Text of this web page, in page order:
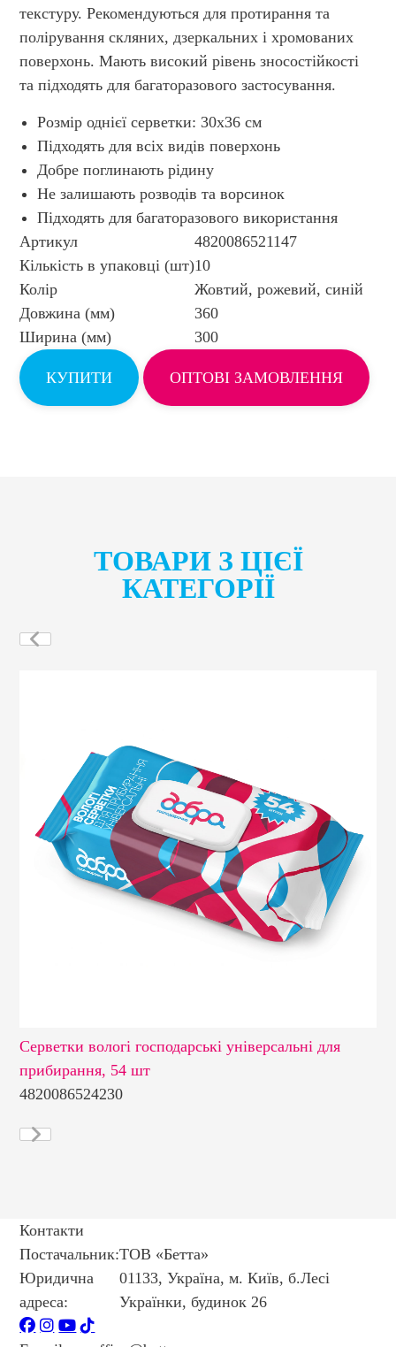
текстуру. Рекомендуються для протирання та
полірування скляних, дзеркальних і хромованих
поверхонь. Мають високий рівень зносостійкості
та підходять для багаторазового застосування.
Розмір однієї серветки: 30х36 см
Підходять для всіх видів поверхонь
Добре поглинають рідину
Не залишають розводів та ворсинок
Підходять для багаторазового використання
Артикул
4820086521147
Кількість в упаковці (шт)10
Колір
Жовтий, рожевий, синій
Довжина (мм)
360
Ширина (мм)
300
КУПИТИ ОПТОВІ ЗАМОВЛЕННЯ
ТОВАРИ З ЦІЄЇ
КАТЕГОРІЇ
Серветки вологі господарські універсальні для
прибирання, 54 шт
4820086524230
Контакти
Постачальник:ТОВ «Бетта»
Юридична
адреса:
01133, Україна, м. Київ, б.Лесі
Українки, будинок 26